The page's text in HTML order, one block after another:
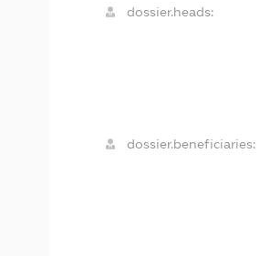
dossier.heads:
dossier.beneficiaries: